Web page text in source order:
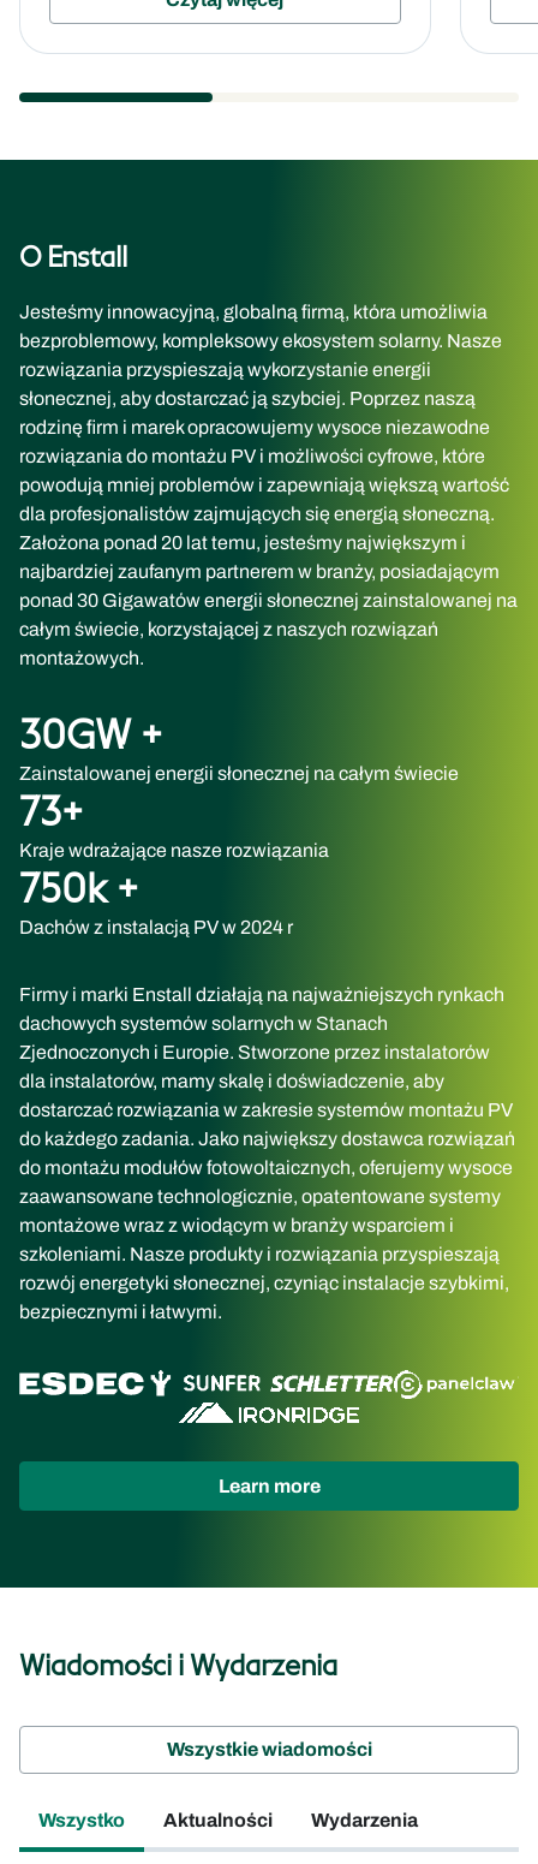
O Enstall
Jesteśmy innowacyjną, globalną firmą, która umożliwia
bezproblemowy, kompleksowy ekosystem solarny. Nasze
rozwiązania przyspieszają wykorzystanie energii
słonecznej, aby dostarczać ją szybciej. Poprzez naszą
rodzinę firm i marek opracowujemy wysoce niezawodne
rozwiązania do montażu PV i możliwości cyfrowe, które
powodują mniej problemów i zapewniają większą wartość
dla profesjonalistów zajmujących się energią słoneczną.
Założona ponad 20 lat temu, jesteśmy największym i
najbardziej zaufanym partnerem w branży, posiadającym
ponad 30 Gigawatów energii słonecznej zainstalowanej na
całym świecie, korzystającej z naszych rozwiązań
montażowych.
30GW +
Zainstalowanej energii słonecznej na całym świecie
73+
Kraje wdrażające nasze rozwiązania
750k +
Dachów z instalacją PV w 2024 r
Firmy i marki Enstall działają na najważniejszych rynkach
dachowych systemów solarnych w Stanach
Zjednoczonych i Europie. Stworzone przez instalatorów
dla instalatorów, mamy skalę i doświadczenie, aby
dostarczać rozwiązania w zakresie systemów montażu PV
do każdego zadania. Jako największy dostawca rozwiązań
do montażu modułów fotowoltaicznych, oferujemy wysoce
zaawansowane technologicznie, opatentowane systemy
montażowe wraz z wiodącym w branży wsparciem i
szkoleniami. Nasze produkty i rozwiązania przyspieszają
rozwój energetyki słonecznej, czyniąc instalacje szybkimi,
bezpiecznymi i łatwymi.
Learn more(opens
in
Wiadomości i Wydarzenia
Wszystkie wiadomości
Wszystko Aktualności Wydarzenia